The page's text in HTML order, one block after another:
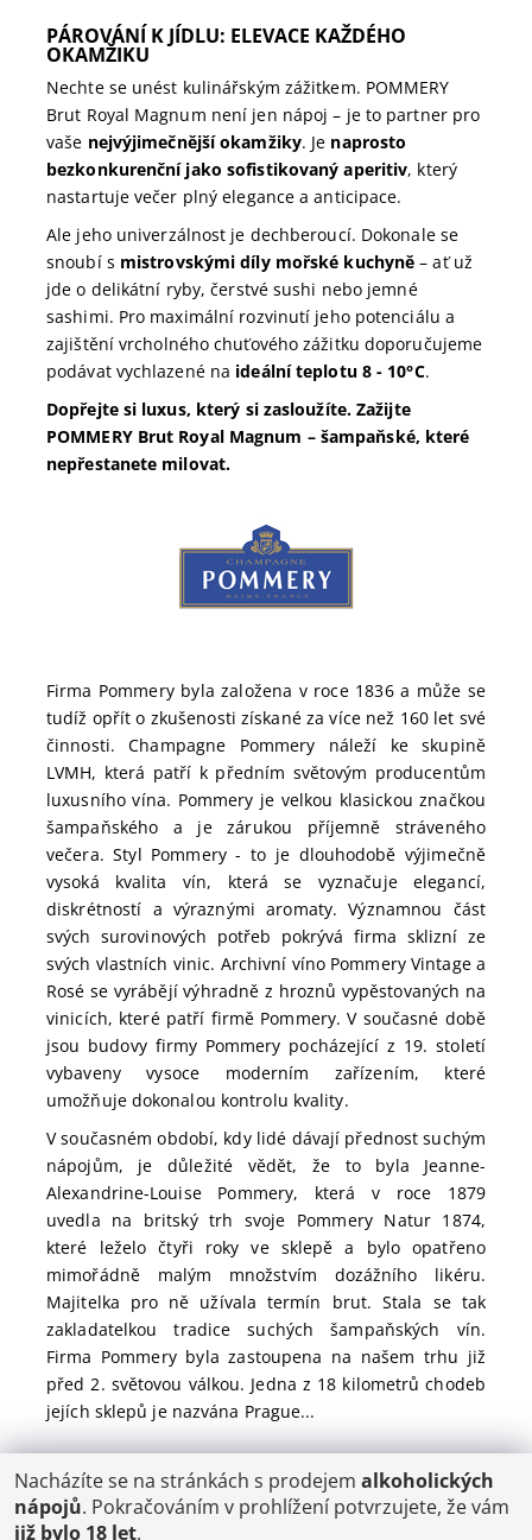
PÁROVÁNÍ K JÍDLU: ELEVACE KAŽDÉHO
OKAMŽIKU
Nechte se unést kulinářským zážitkem. POMMERY
Brut Royal Magnum není jen nápoj – je to partner pro
vaše nejvýjimečnější okamžiky. Je naprosto
bezkonkurenční jako sofistikovaný aperitiv, který
nastartuje večer plný elegance a anticipace.
Ale jeho univerzálnost je dechberoucí. Dokonale se
snoubí s mistrovskými díly mořské kuchyně – ať už
jde o delikátní ryby, čerstvé sushi nebo jemné
sashimi. Pro maximální rozvinutí jeho potenciálu a
zajištění vrcholného chuťového zážitku doporučujeme
podávat vychlazené na ideální teplotu 8 - 10°C.
Dopřejte si luxus, který si zasloužíte. Zažijte
POMMERY Brut Royal Magnum – šampaňské, které
nepřestanete milovat.
Firma Pommery byla založena v roce 1836 a může se
tudíž opřít o zkušenosti získané za více než 160 let své
činnosti. Champagne Pommery náleží ke skupině
LVMH, která patří k předním světovým producentům
luxusního vína. Pommery je velkou klasickou značkou
šampaňského a je zárukou příjemně stráveného
večera. Styl Pommery - to je dlouhodobě výjimečně
vysoká kvalita vín, která se vyznačuje elegancí,
diskrétností a výraznými aromaty. Významnou část
svých surovinových potřeb pokrývá firma sklizní ze
svých vlastních vinic. Archivní víno Pommery Vintage a
Rosé se vyrábějí výhradně z hroznů vypěstovaných na
vinicích, které patří firmě Pommery. V současné době
jsou budovy firmy Pommery pocházející z 19. století
vybaveny vysoce moderním zařízením, které
umožňuje dokonalou kontrolu kvality.
V současném období, kdy lidé dávají přednost suchým
nápojům, je důležité vědět, že to byla Jeanne-
Alexandrine-Louise Pommery, která v roce 1879
uvedla na britský trh svoje Pommery Natur 1874,
které leželo čtyři roky ve sklepě a bylo opatřeno
mimořádně malým množstvím dozážního likéru.
Majitelka pro ně užívala termín brut. Stala se tak
zakladatelkou tradice suchých šampaňských vín.
Firma Pommery byla zastoupena na našem trhu již
před 2. světovou válkou. Jedna z 18 kilometrů chodeb
jejích sklepů je nazvána Prague...
POŠTOVNÉ
ČR: od 95,-
Nacházíte se na stránkách s prodejem alkoholických
nápojů. Pokračováním v prohlížení potvrzujete, že vám
již bylo 18 let.